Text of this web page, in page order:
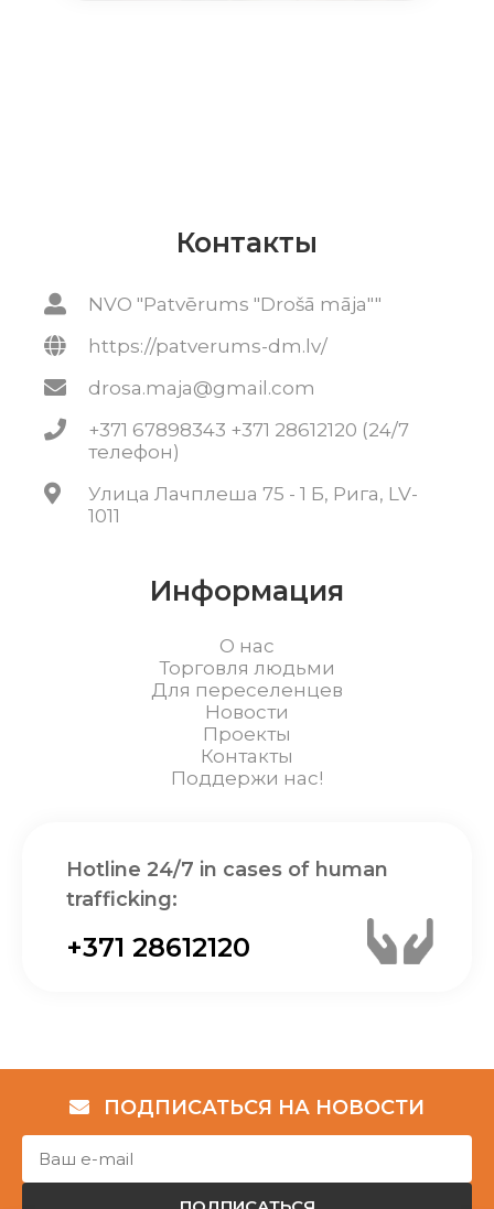
Контакты
NVO "Patvērums "Drošā māja""
https://patverums-dm.lv/
drosa.maja@gmail.com
+371 67898343 +371 28612120 (24/7
телефон)
Улица Лачплеша 75 - 1 Б, Рига, LV-
1011
Информация
О нас
Торговля людьми
Для переселенцев
Новости
Проекты
Контакты
Поддержи нас!
Hotline 24/7 in cases of human
trafficking:
+371 28612120
ПОДПИСАТЬСЯ НА НОВОСТИ